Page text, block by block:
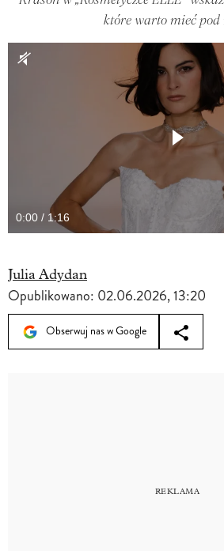
które warto mieć pod
0:00 / 1:16
Julia Adydan
Opublikowano: 02.06.2026, 13:20
Obserwuj nas w Google